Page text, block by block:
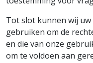
Tot slot kunnen wij
gebruiken om de
en die van onze
om te voldoen aan